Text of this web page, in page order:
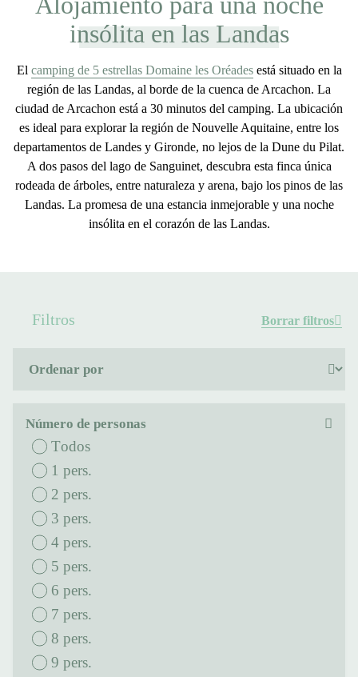
insólita en las Landas
El camping de 5 estrellas Domaine les Oréadesestá situado en la
región de las Landas, al borde de la cuenca de Arcachon. La
ciudad de Arcachon está a 30 minutos del camping. La ubicación
es ideal para explorar la región de Nouvelle Aquitaine, entre los
departamentos de Landes y Gironde, no lejos de la Dune du Pilat.
A dos pasos del lago de Sanguinet, descubra esta finca única
rodeada de árboles, entre naturaleza y arena, bajo los pinos de las
Landas. La promesa de una estancia inmejorable y una noche
insólita en el corazón de las Landas.
Filtros Borrar filtros
Número de personas
Todos
1 pers.
2 pers.
3 pers.
4 pers.
5 pers.
6 pers.
7 pers.
8 pers.
9 pers.